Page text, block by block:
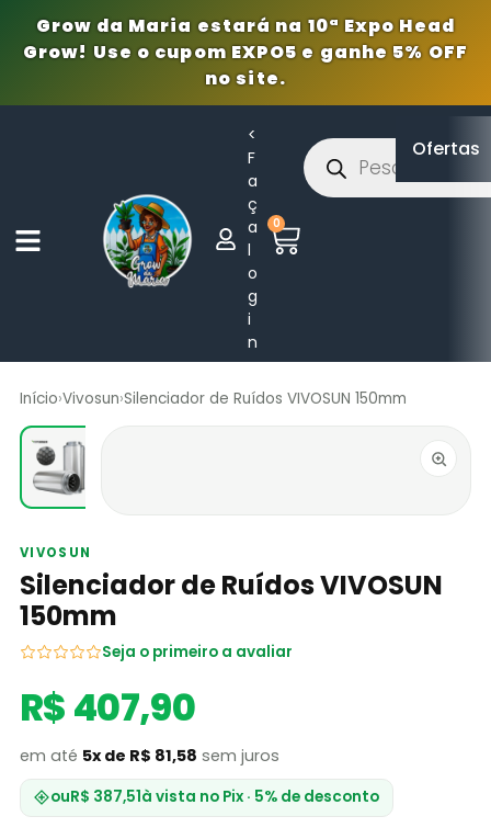
Grow da Maria estará na 10ª Expo Head
Grow! Use o cupom EXPO5 e ganhe 5% OFF
no site.
<
F
a
ç
a
l
o
g
i
n
0
Ofertas
Início›Vivosun›Silenciador de Ruídos VIVOSUN 150mm
VIVOSUN
Silenciador de Ruídos VIVOSUN
150mm
Seja o primeiro a avaliar
R$ 407,90
em até 5x de R$ 81,58 sem juros
ouR$ 387,51à vista no Pix · 5% de desconto